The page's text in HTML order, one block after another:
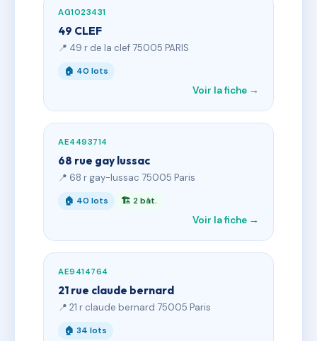
AG1023431
49 CLEF
📍 49 r de la clef 75005 PARIS
🏠 40 lots
Voir la fiche →
AE4493714
68 rue gay lussac
📍 68 r gay-lussac 75005 Paris
🏠 40 lots 🏗 2 bât.
Voir la fiche →
AE9414764
21 rue claude bernard
📍 21 r claude bernard 75005 Paris
🏠 34 lots